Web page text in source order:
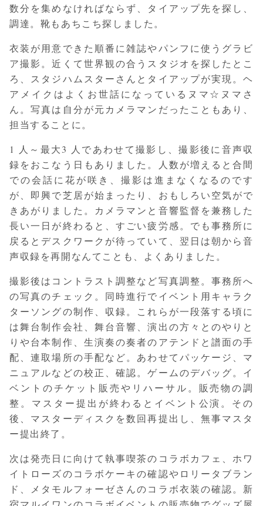
数分を集めなければならず、タイアップ先を探し、
調達。靴もあちこち探しました。
衣装が用意できた順番に雑誌やパンフに使うグラビ
ア撮影。近くて世界観の合うスタジオを探したとこ
ろ、スタジハムスターさんとタイアップが実現。ヘ
アメイクはよくお世話になっているヌマ☆ヌマさ
ん。写真は自分が元カメラマンだったこともあり、
担当することに。
1 人～最大3 人であわせて撮影し、撮影後に音声収
録をおこなう日もありました。人数が増えると合間
での会話に花が咲き、撮影は進まなくなるのです
が、即興で芝居が始まったり、おもしろい空気がで
きあがりました。カメラマンと音響監督を兼務した
長い一日が終わると、すごい疲労感。でも事務所に
戻るとデスクワークが待っていて、翌日は朝から音
声収録を再開なんてことも、よくありました。
撮影後はコントラスト調整など写真調整。事務所へ
の写真のチェック。同時進行でイベント用キャラク
ターソングの制作、収録。これらが一段落する頃に
は舞台制作会社、舞台音響、演出の方々とのやりと
りや台本制作、生演奏の奏者のアテンドと譜面の手
配、連取場所の手配など。あわせてパッケージ、マ
ニュアルなどの校正、確認。ゲームのデバッグ。イ
ベントのチケット販売やリハーサル。販売物の調
整。マスター提出が終わるとイベント公演。その
後、マスターディスクを数回再提出し、無事マスタ
ー提出終了。
次は発売日に向けて執事喫茶のコラボカフェ、ホワ
イトローズのコラボケーキの確認やロリータブラン
ド、メタモルフォーゼさんのコラボ衣装の確認。新